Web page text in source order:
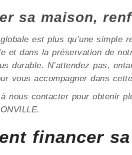
sa maison,
est plus qu’une simple
et dans la préservation de
durable. N’attendez pas,
vous accompagner dans
nous contacter pour obtenir
financer